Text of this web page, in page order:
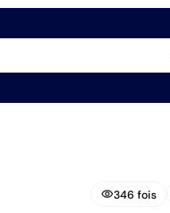
visibility346 fois